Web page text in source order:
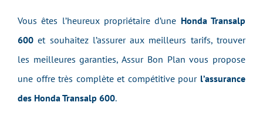
Vous êtes l’heureux propriétaire d’une Honda Transalp
600et souhaitez l’assurer aux meilleurs tarifs, trouver
les meilleures garanties, Assur Bon Plan vous propose
une offre très complète et compétitive pour l’assurance
des Honda Transalp 600.